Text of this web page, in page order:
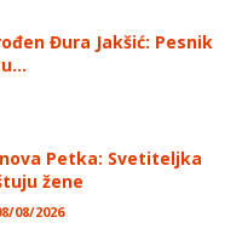
Đura Jakšić: Pesnik
Petka: Svetiteljka
žene
08/2026